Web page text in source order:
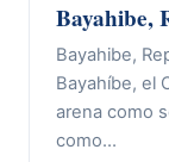
Bayahibe,
Bayahibe,
Bayahíbe, el
arena como
como…